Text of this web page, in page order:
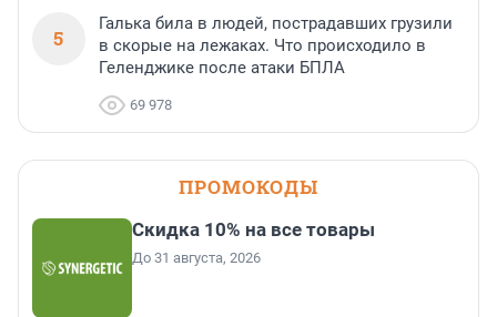
5
Галька била в людей, пострадавших грузили
в скорые на лежаках. Что происходило в
Геленджике после атаки БПЛА
69 978
ПРОМОКОДЫ
Скидка 10% на все товары
До 31 августа, 2026